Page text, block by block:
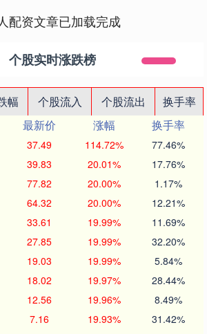
配资文章已加载完成
个股实时涨跌榜
幅 个股流入 个股流出
换手率
最新价 涨幅
换手率
37.49 114.72% 77.46%
39.83 20.01% 17.76%
77.82 20.00% 1.17%
64.32 20.00% 12.21%
33.61 19.99% 11.69%
27.85 19.99% 32.20%
19.03 19.99% 5.84%
18.02 19.97% 28.44%
12.56 19.96% 8.49%
7.16 19.93% 31.42%